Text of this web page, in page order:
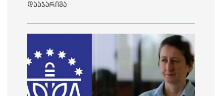
დააჯარიმა